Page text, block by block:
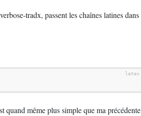
tradx, passent les chaînes latines dans
quand même plus simple que ma précédente